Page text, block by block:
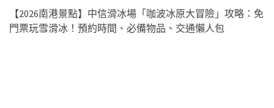
【2026南港景點】中信滑冰場「咖波冰原大冒險」攻略：免
門票玩雪滑冰！預約時間、必備物品、交通懶人包